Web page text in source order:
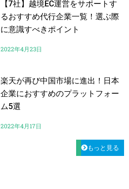
【7社】越境EC運営をサポートす
るおすすめ代行企業一覧！選ぶ際
に意識すべきポイント
2022年4月23日
楽天が再び中国市場に進出！日本
企業におすすめのプラットフォー
ム5選
2022年4月17日
もっと見る